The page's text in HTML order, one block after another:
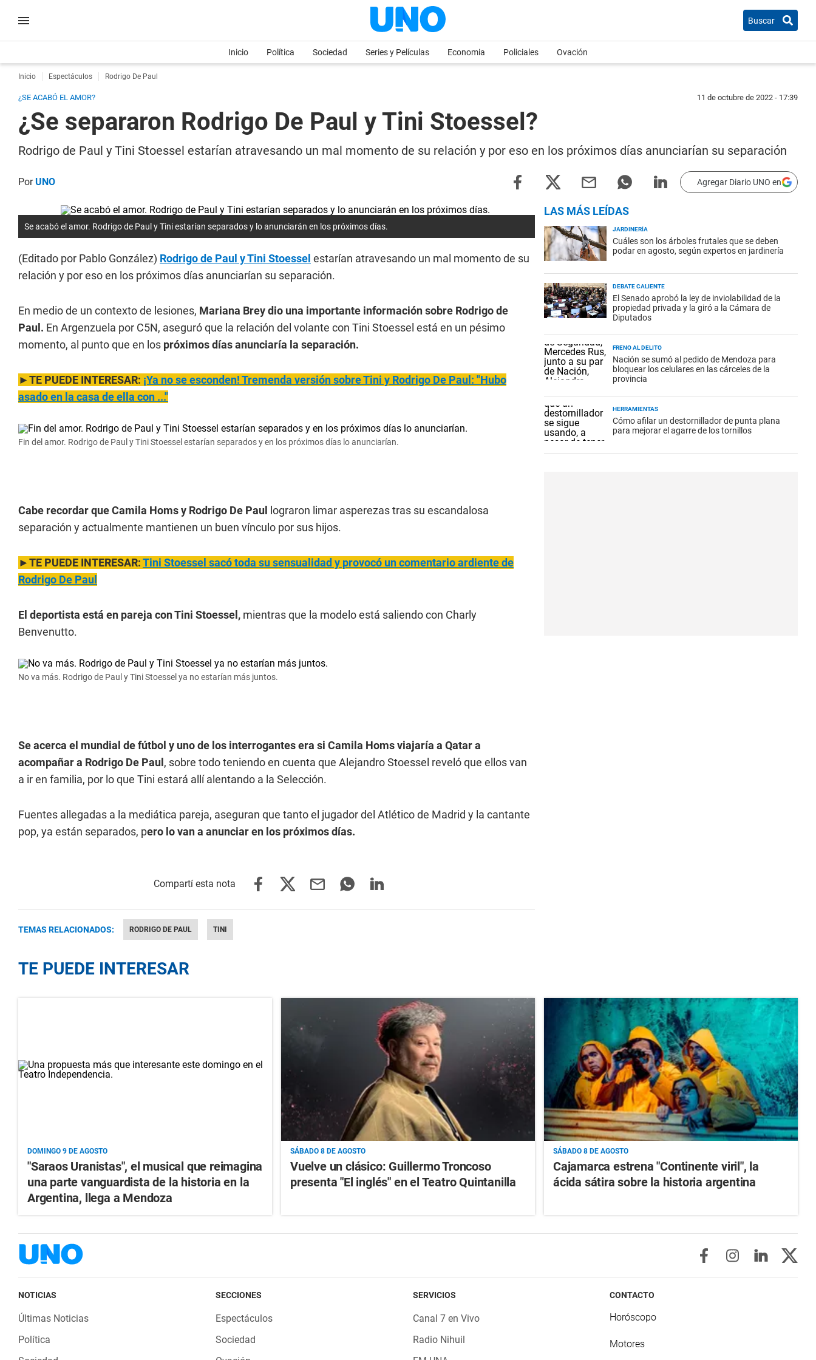
Buscar
Inicio Política Sociedad Series y Películas Economia Policiales Ovación
Inicio Espectáculos Rodrigo De Paul
¿SE ACABÓ EL AMOR? 11 de octubre de 2022 - 17:39
¿Se separaron Rodrigo De Paul y Tini Stoessel?
Rodrigo de Paul y Tini Stoessel estarían atravesando un mal momento de su relación y por eso en los próximos días anunciarían su separación
PorUNO Agregar Diario UNO en
Se acabó el amor. Rodrigo de Paul y Tini estarían separados y lo anunciarán en los próximos días.
(Editado por Pablo González) Rodrigo de Paul y Tini Stoessel estarían atravesando un mal momento de su
relación y por eso en los próximos días anunciarían su separación.
En medio de un contexto de lesiones, Mariana Brey dio una importante información sobre Rodrigo de
Paul. En Argenzuela por C5N, aseguró que la relación del volante con Tini Stoessel está en un pésimo
momento, al punto que en los próximos días anunciaría la separación.
►TE PUEDE INTERESAR: ¡Ya no se esconden! Tremenda versión sobre Tini y Rodrigo De Paul: "Hubo
asado en la casa de ella con ..."
Fin del amor. Rodrigo de Paul y Tini Stoessel estarían separados y en los próximos días lo anunciarían.
Cabe recordar que Camila Homs y Rodrigo De Paul
lograron limar asperezas tras su escandalosa
separación y actualmente mantienen un buen vínculo por sus hijos.
►TE PUEDE INTERESAR:Tini Stoessel sacó toda su sensualidad y provocó un comentario ardiente de
Rodrigo De Paul
El deportista está en pareja con Tini Stoessel, mientras que la modelo está saliendo con Charly
Benvenutto.
No va más. Rodrigo de Paul y Tini Stoessel ya no estarían más juntos.
Se acerca el mundial de fútbol y uno de los interrogantes era si Camila Homs viajaría a Qatar a
acompañar a Rodrigo De Paul , sobre todo teniendo en cuenta que Alejandro Stoessel reveló que ellos van
a ir en familia, por lo que Tini estará allí alentando a la Selección.
Fuentes allegadas a la mediática pareja, aseguran que tanto el jugador del Atlético de Madrid y la cantante
pop, ya están separados, pero lo van a anunciar en los próximos días.
TEMAS RELACIONADOS: RODRIGO DE PAUL TINI
LAS MÁS LEÍDAS
JARDINERÍA
Cuáles son los árboles frutales que se deben
podar en agosto, según expertos en jardinería
DEBATE CALIENTE
El Senado aprobó la ley de inviolabilidad de la
propiedad privada y la giró a la Cámara de
Diputados
FRENO AL DELITO
Nación se sumó al pedido de Mendoza para
bloquear los celulares en las cárceles de la
provincia
HERRAMIENTAS
Cómo afilar un destornillador de punta plana
para mejorar el agarre de los tornillos
TE PUEDE INTERESAR
DOMINGO 9 DE AGOSTO
"Saraos Uranistas", el musical que reimagina
una parte vanguardista de la historia en la
Argentina, llega a Mendoza
SÁBADO 8 DE AGOSTO
Vuelve un clásico: Guillermo Troncoso
presenta "El inglés" en el Teatro Quintanilla
SÁBADO 8 DE AGOSTO
Cajamarca estrena "Continente viril", la
ácida sátira sobre la historia argentina
NOTICIAS
Últimas Noticias
Política
SECCIONES
Espectáculos
Sociedad
SERVICIOS
Canal 7 en Vivo
Radio Nihuil
CONTACTO
Horóscopo
Motores